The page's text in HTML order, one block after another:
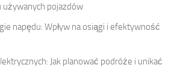
używanych pojazdów
napędu: Wpływ na osiągi i efektywność
Jak planować podróże i unikać